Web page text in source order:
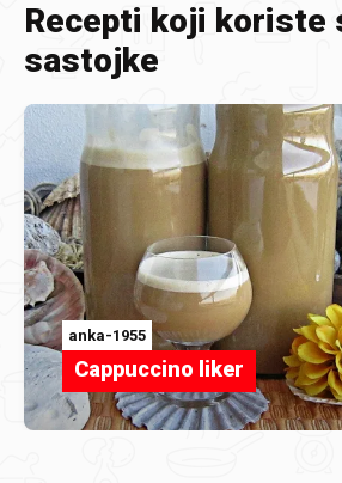
Recepti koji koriste
sastojke
anka-1955
Cappuccino liker